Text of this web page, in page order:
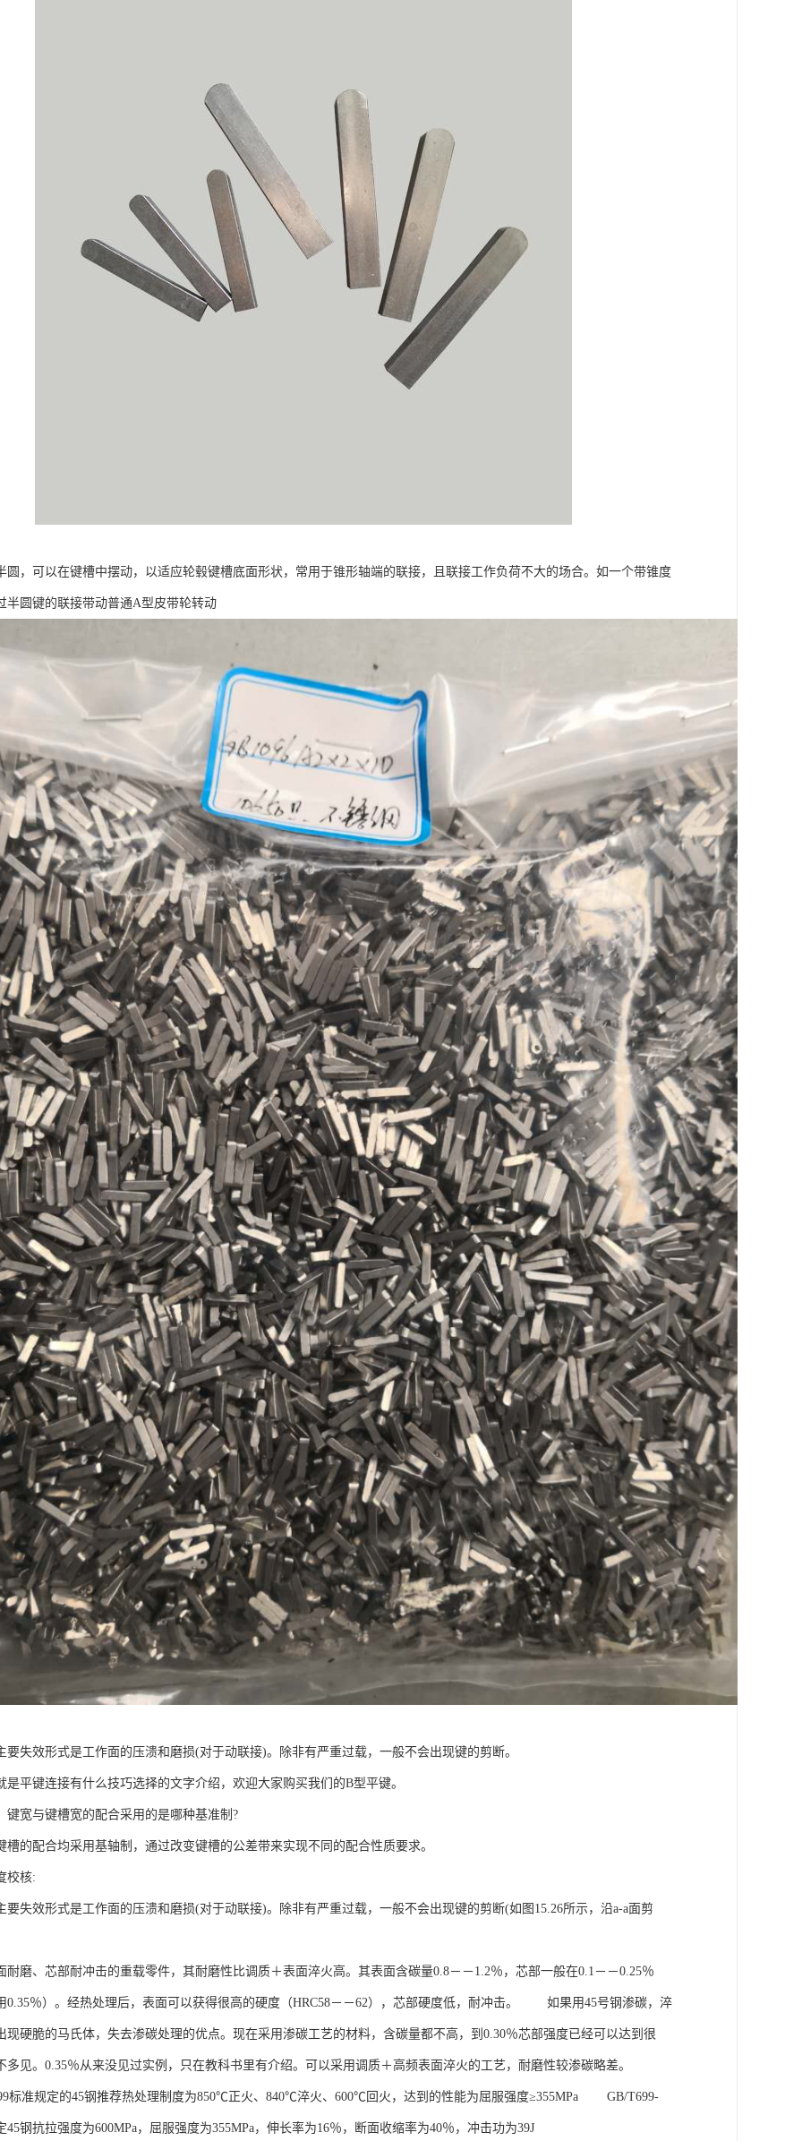
圆，可以在键槽中摆动，以适应轮毂键槽底面形状，常用于锥形轴端的联接，且联接工作负荷不大的场合。如一个带锥度
半圆键的联接带动普通A型皮带轮转动
要失效形式是工作面的压溃和磨损(对于动联接)。除非有严重过载，一般不会出现键的剪断。
是平键连接有什么技巧选择的文字介绍，欢迎大家购买我们的B型平键。
键宽与键槽宽的配合采用的是哪种基准制?
配合均采用基轴制，通过改变键槽的公差带来实现不同的配合性质要求。
校核:
要失效形式是工作面的压溃和磨损(对于动联接)。除非有严重过载，一般不会出现键的剪断(如图15.26所示，沿a-a面剪
耐磨、芯部耐冲击的重载零件，其耐磨性比调质＋表面淬火高。其表面含碳量0.8－－1.2％，芯部一般在0.1－－0.25％
0.35％）。经热处理后，表面可以获得很高的硬度（HRC58－－62），芯部硬度低，耐冲击。 如果用45号钢渗碳，淬
现硬脆的马氏体，失去渗碳处理的优点。现在采用渗碳工艺的材料，含碳量都不高，到0.30％芯部强度已经可以达到很
多见。0.35％从来没见过实例，只在教科书里有介绍。可以采用调质＋高频表面淬火的工艺，耐磨性较渗碳略差。
标准规定的45钢推荐热处理制度为850℃正火、840℃淬火、600℃回火，达到的性能为屈服强度≥355MPa GB/T699-
45钢抗拉强度为600MPa，屈服强度为355MPa，伸长率为16％，断面收缩率为40％，冲击功为39J